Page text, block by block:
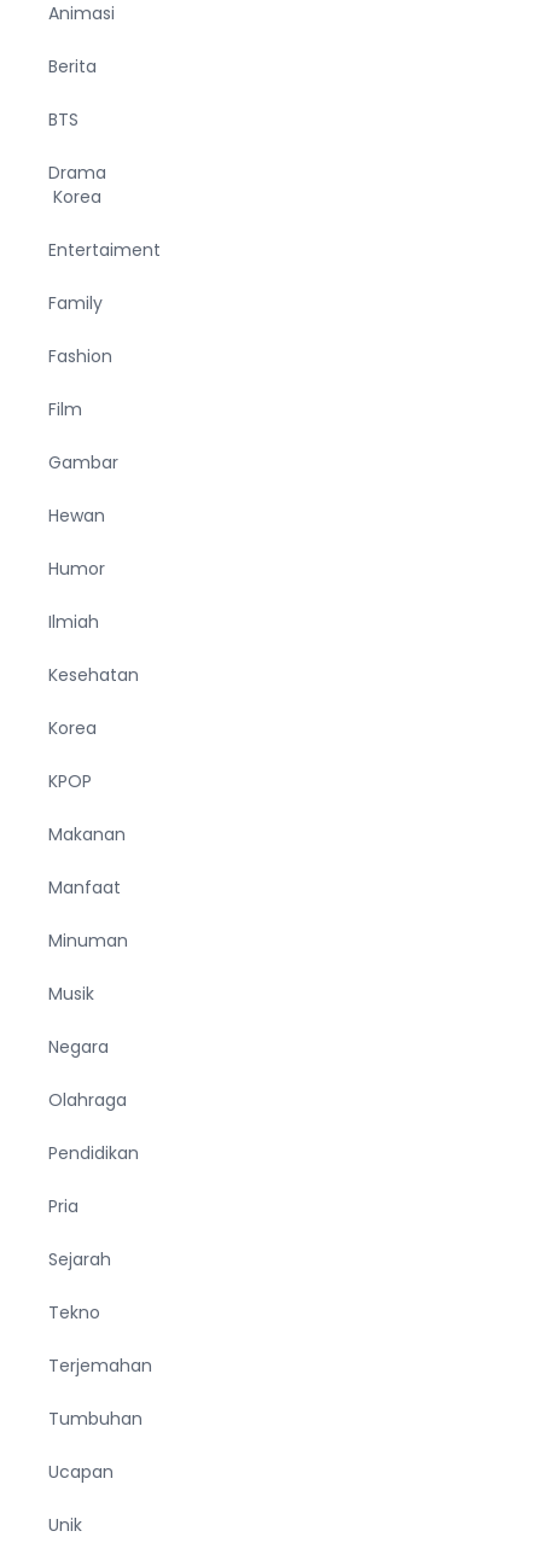
Animasi
Berita
BTS
Drama
Korea
Entertaiment
Family
Fashion
Film
Gambar
Hewan
Humor
Ilmiah
Kesehatan
Korea
KPOP
Makanan
Manfaat
Minuman
Musik
Negara
Olahraga
Pendidikan
Pria
Sejarah
Tekno
Terjemahan
Tumbuhan
Ucapan
Unik